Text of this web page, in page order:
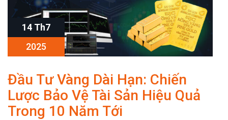
14 Th7
2025
Đầu Tư Vàng Dài Hạn: Chiến
Lược Bảo Vệ Tài Sản Hiệu Quả
Trong 10 Năm Tới